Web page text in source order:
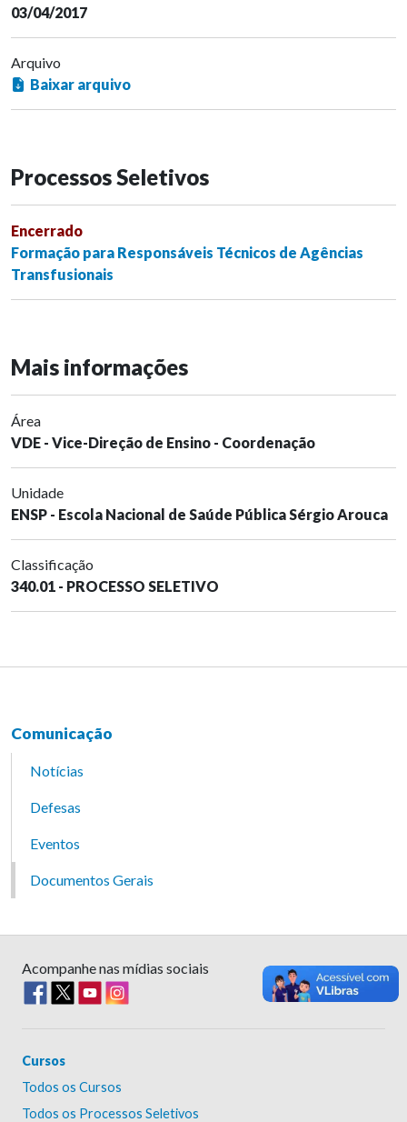
03/04/2017
Arquivo
Baixar arquivo
Processos Seletivos
Encerrado
Formação para Responsáveis Técnicos de Agências
Transfusionais
Mais informações
Área
VDE - Vice-Direção de Ensino - Coordenação
Unidade
ENSP - Escola Nacional de Saúde Pública Sérgio Arouca
Classificação
340.01 - PROCESSO SELETIVO
Comunicação
Notícias
Defesas
Eventos
Documentos Gerais
Acompanhe nas mídias sociais
Cursos
Todos os Cursos
Todos os Processos Seletivos